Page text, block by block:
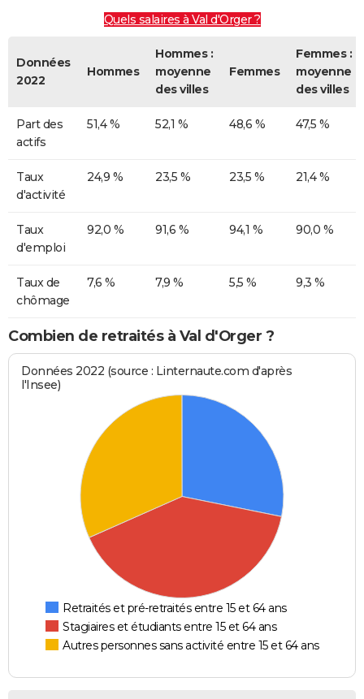
Quels salaires à Val d'Orger ?
Données
2022
Hommes
Hommes :
moyenne
des villes
Femmes
Femmes :
moyenne
des villes
Part des
actifs
51,4 % 52,1 % 48,6 % 47,5 %
Taux
d'activité
24,9 % 23,5 % 23,5 % 21,4 %
Taux
d'emploi
92,0 % 91,6 % 94,1 % 90,0 %
Taux de
chômage
7,6 % 7,9 % 5,5 % 9,3 %
Combien de retraités à Val d'Orger ?
Données 2022 (source : Linternaute.com d'après
l'Insee)
Retraités et pré-retraités entre 15 et 64 ans
Stagiaires et étudiants entre 15 et 64 ans
Autres personnes sans activité entre 15 et 64 ans